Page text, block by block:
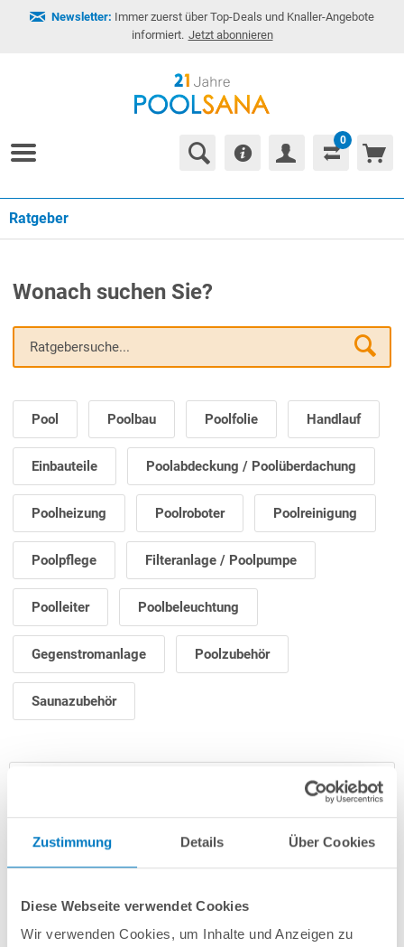
Zustimmung Details Über Cookies
Diese Webseite verwendet Cookies
Wir verwenden Cookies, um Inhalte und Anzeigen zu
Newsletter: Immer zuerst über Top-Deals und Knaller-Angebote
informiert. Jetzt abonnieren
0
Ratgeber
Wonach suchen Sie?
Pool Poolbau Poolfolie Handlauf
Einbauteile Poolabdeckung / Poolüberdachung
Poolheizung Poolroboter Poolreinigung
Poolpflege Filteranlage / Poolpumpe
Poolleiter Poolbeleuchtung
Gegenstromanlage Poolzubehör
Saunazubehör